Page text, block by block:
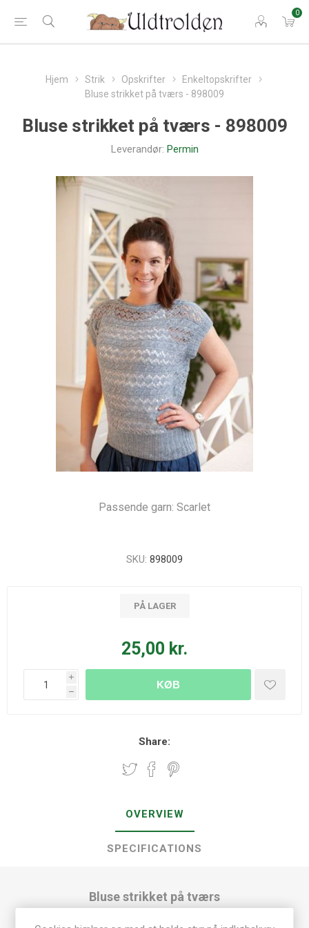
0
Hjem Strik Opskrifter
Enkeltopskrifter
Bluse strikket på tværs - 898009
Bluse strikket på tværs - 898009
Leverandør: Permin
Passende garn: Scarlet
SKU: 898009
PÅ LAGER
25,00 kr.
i
h
KØB
Share:
OVERVIEW
SPECIFICATIONS
Bluse strikket på tværs